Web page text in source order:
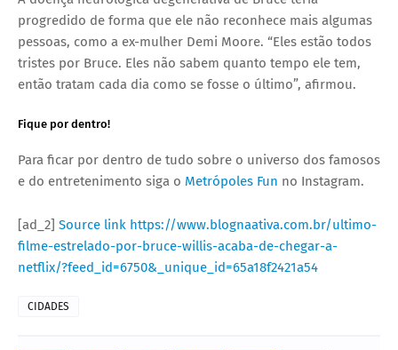
progredido de forma que ele não reconhece mais algumas
pessoas, como a ex-mulher Demi Moore. “Eles estão todos
tristes por Bruce. Eles não sabem quanto tempo ele tem,
então tratam cada dia como se fosse o último”, afirmou.
Fique por dentro!
Para ficar por dentro de tudo sobre o universo dos famosos
e do entretenimento siga o Metrópoles Fun no Instagram.
[ad_2] Source link https://www.blognaativa.com.br/ultimo-
filme-estrelado-por-bruce-willis-acaba-de-chegar-a-
netflix/?feed_id=6750&_unique_id=65a18f2421a54
CIDADES